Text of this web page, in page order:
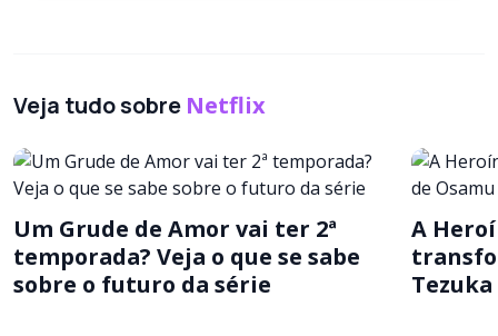
Veja tudo sobre Netflix
Um Grude de Amor vai ter 2ª
temporada? Veja o que se sabe
sobre o futuro da série
A